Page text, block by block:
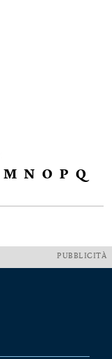
M N O P Q
PUBBLICITÀ